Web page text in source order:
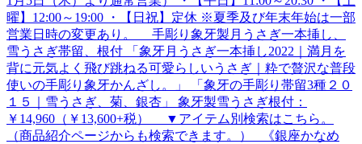
曜】12:00～19:00 ・【日祝】定休 ※夏季及び年末年始は一部
営業日時の変更あり。 手彫り象牙製月うさぎ一本挿し、
雪うさぎ帯留、根付 「象牙月うさぎ一本挿し2022｜満月を
背に元気よく飛び跳ねる可愛らしいうさぎ｜粋で贅沢な普段
使いの手彫り象牙かんざし。」 「象牙の手彫り帯留3種２０
１５｜雪うさぎ、菊、銀杏」 象牙製雪うさぎ根付：
￥14,960（￥13,600+税） ▼アイテム別検索はこちら。
（商品紹介ページからも検索できます。） 《銀座かなめ